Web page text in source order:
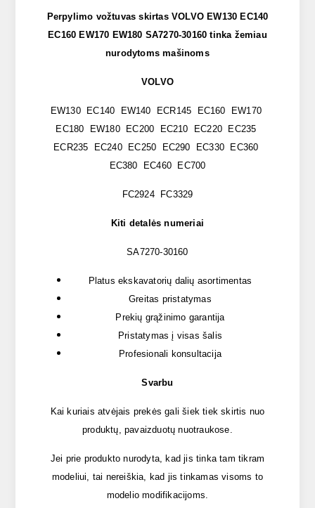
Perpylimo vožtuvas skirtas VOLVO EW130 EC140
EC160 EW170 EW180 SA7270-30160 tinka žemiau
nurodytoms mašinoms
VOLVO
EW130 EC140 EW140 ECR145 EC160 EW170
EC180 EW180 EC200 EC210 EC220 EC235
ECR235 EC240 EC250 EC290 EC330 EC360
EC380 EC460 EC700
FC2924 FC3329
Kiti detalės numeriai
SA7270-30160
Platus ekskavatorių dalių asortimentas
Greitas pristatymas
Prekių grąžinimo garantija
Pristatymas į visas šalis
Profesionali konsultacija
Svarbu
Kai kuriais atvėjais prekės gali šiek tiek skirtis nuo
produktų, pavaizduotų nuotraukose.
Jei prie produkto nurodyta, kad jis tinka tam tikram
modeliui, tai nereiškia, kad jis tinkamas visoms to
modelio modifikacijoms.